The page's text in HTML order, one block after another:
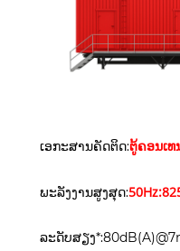
ເອກະສານຄັດຕິດ:ຕູ້ຄອນເທ
ພະລັງງານສູງສຸດ:
ລະດັບສຽງ